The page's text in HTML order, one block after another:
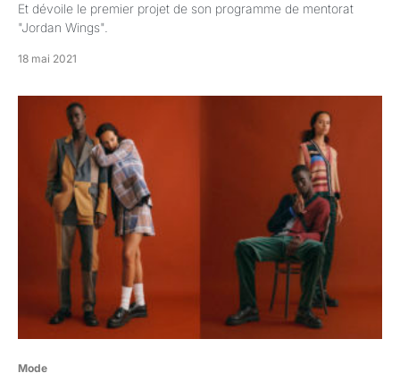
Et dévoile le premier projet de son programme de mentorat
"Jordan Wings".
18 mai 2021
Mode